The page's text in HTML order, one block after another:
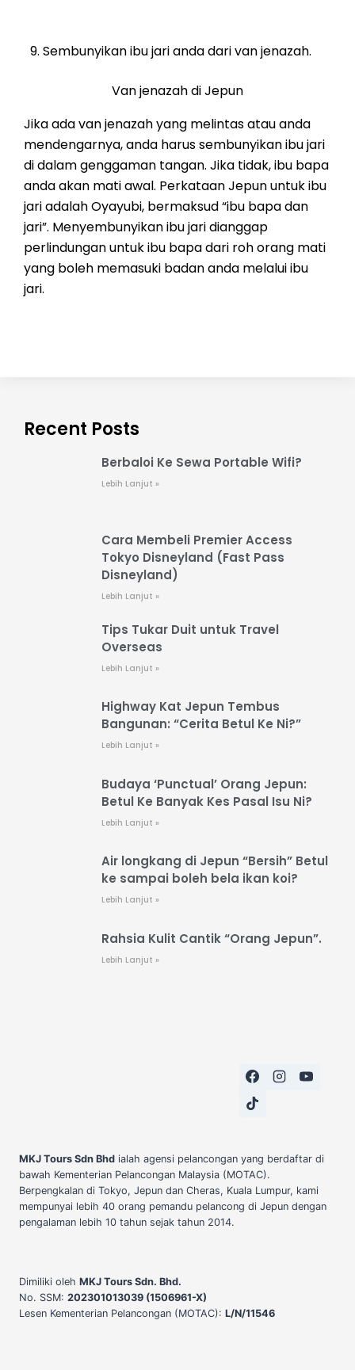
Sembunyikan ibu jari anda dari van jenazah.
Van jenazah di Jepun
Jika ada van jenazah yang melintas atau anda
mendengarnya, anda harus sembunyikan ibu jari
di dalam genggaman tangan. Jika tidak, ibu bapa
anda akan mati awal. Perkataan Jepun untuk ibu
jari adalah Oyayubi, bermaksud “ibu bapa dan
jari”. Menyembunyikan ibu jari dianggap
perlindungan untuk ibu bapa dari roh orang mati
yang boleh memasuki badan anda melalui ibu
jari.
Recent Posts
Berbaloi Ke Sewa Portable Wifi?
Lebih Lanjut »
Cara Membeli Premier Access
Tokyo Disneyland (Fast Pass
Disneyland)
Lebih Lanjut »
Tips Tukar Duit untuk Travel
Overseas
Lebih Lanjut »
Highway Kat Jepun Tembus
Bangunan: “Cerita Betul Ke Ni?”
Lebih Lanjut »
Budaya ‘Punctual’ Orang Jepun:
Betul Ke Banyak Kes Pasal Isu Ni?
Lebih Lanjut »
Air longkang di Jepun “Bersih” Betul
ke sampai boleh bela ikan koi?
Lebih Lanjut »
Rahsia Kulit Cantik “Orang Jepun”.
Lebih Lanjut »
MKJ Tours Sdn Bhd ialah agensi pelancongan yang berdaftar di
bawah Kementerian Pelancongan Malaysia (MOTAC).
Berpengkalan di Tokyo, Jepun dan Cheras, Kuala Lumpur, kami
mempunyai lebih 40 orang pemandu pelancong di Jepun dengan
pengalaman lebih 10 tahun sejak tahun 2014.
Dimiliki oleh MKJ Tours Sdn. Bhd.
No. SSM: 202301013039 (1506961-X)
Lesen Kementerian Pelancongan (MOTAC): L/N/11546